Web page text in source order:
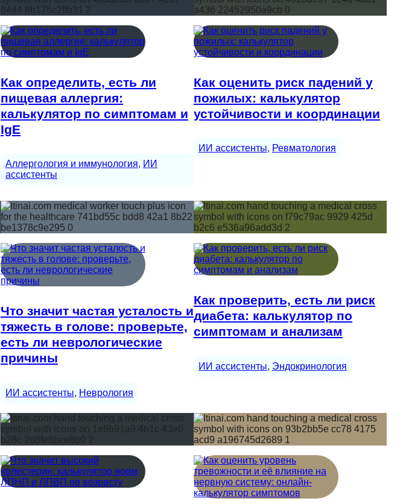
Как определить, есть ли
пищевая аллергия:
калькулятор по симптомам и
IgE
Аллергология и иммунология, ИИ
ассистенты
Как оценить риск падений у
пожилых: калькулятор
устойчивости и координации
ИИ ассистенты, Ревматология
Что значит частая усталость и
тяжесть в голове: проверьте,
есть ли неврологические
причины
ИИ ассистенты, Неврология
Как проверить, есть ли риск
диабета: калькулятор по
симптомам и анализам
ИИ ассистенты, Эндокринология